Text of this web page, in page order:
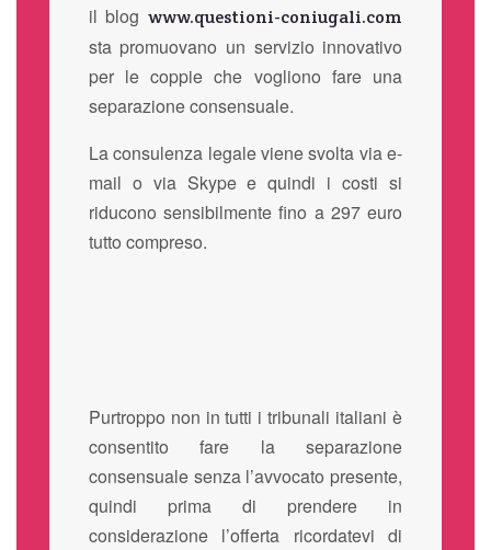
il blogwww.questioni-coniugali.com
sta promuovano un servizio innovativo
per le coppie che vogliono fare una
separazione consensuale.
La consulenza legale viene svolta via e-
mail o via Skype e quindi i costi si
riducono sensibilmente fino a 297 euro
tutto compreso.
Purtroppo non in tutti i tribunali italiani è
consentito fare la separazione
consensuale senza l’avvocato presente,
quindi prima di prendere in
considerazione l’offerta ricordatevi di